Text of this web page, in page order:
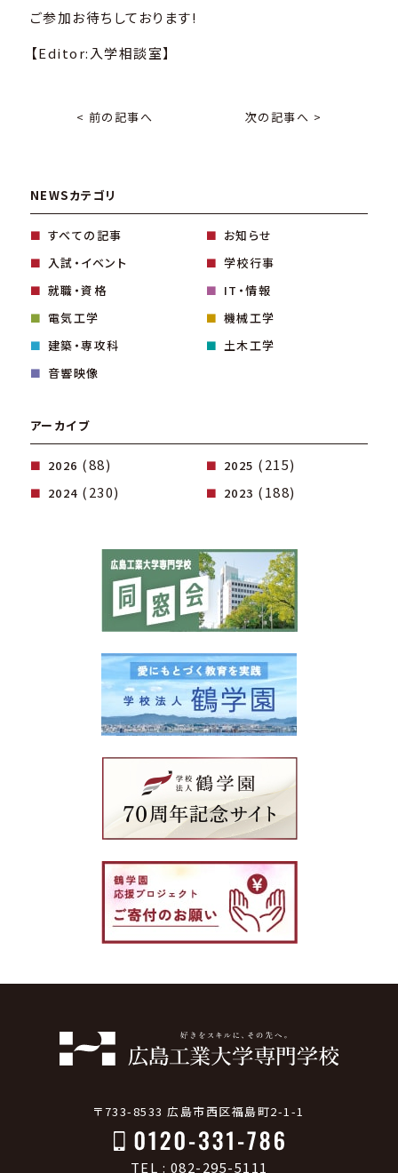
ご参加お待ちしております!
【Editor:入学相談室】
< 前の記事へ 次の記事へ >
NEWSカテゴリ
すべての記事
お知らせ
入試・イベント
学校行事
就職・資格
IT・情報
電気工学
機械工学
建築・専攻科
土木工学
音響映像
アーカイブ
2026 (88) 2025 (215)
2024 (230) 2023 (188)
〒733-8533 広島市西区福島町2-1-1
TEL : 082-295-5111